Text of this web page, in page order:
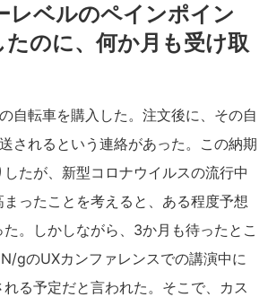
レベルのペインポイン
たのに、何か月も受け取
自転車を購入した。注文後に、その自
されるという連絡があった。この納期
たが、新型コロナウイルスの流行中
ったことを考えると、ある程度予想
。しかしながら、3か月も待ったとこ
gのUXカンファレンスでの講演中に
る予定だと言われた。そこで、カス